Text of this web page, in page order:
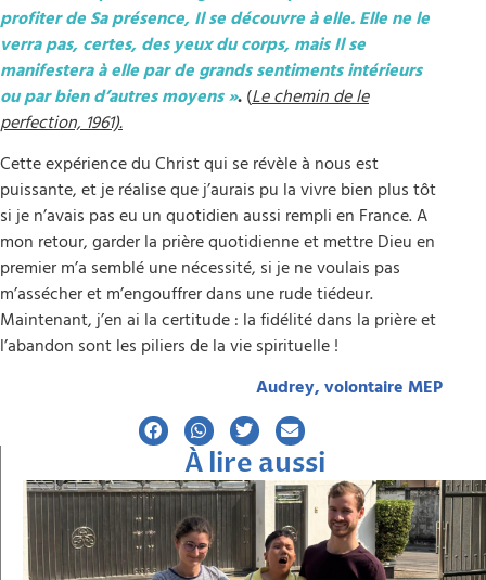
profiter de Sa présence, Il se découvre à elle. Elle ne le
verra pas, certes, des yeux du corps, mais Il se
manifestera à elle par de grands sentiments intérieurs
ou par bien d’autres moyens ». (Le chemin de le
perfection, 1961).
Cette expérience du Christ qui se révèle à nous est
puissante, et je réalise que j’aurais pu la vivre bien plus tôt
si je n’avais pas eu un quotidien aussi rempli en France. A
mon retour, garder la prière quotidienne et mettre Dieu en
premier m’a semblé une nécessité, si je ne voulais pas
m’assécher et m’engouffrer dans une rude tiédeur.
Maintenant, j’en ai la certitude : la fidélité dans la prière et
l’abandon sont les piliers de la vie spirituelle !
Audrey, volontaire MEP
À lire aussi